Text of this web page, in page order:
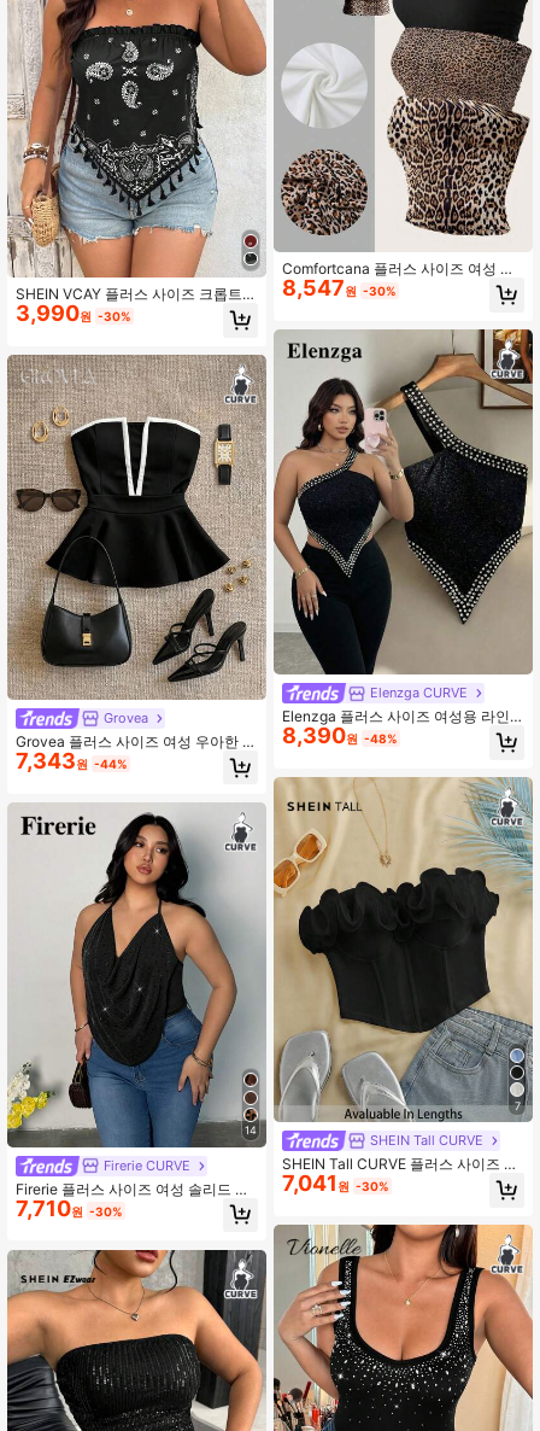
SHEIN VCAY 플러스 사이즈 크롭트
탑, 화이트 플로럴 프린트가 있는 블랙
베이스, 여성용
3,990원 -30%
Grovea
Grovea 플러스 사이즈 여성 우아한 스
트랩리스 피티드 파티 탑
7,343원 -44%
14
Firerie CURVE
Firerie 플러스 사이즈 여성 솔리드 컬
러 라인스톤 드레이프 넥 패셔너블 캐
미솔
7,710원 -30%
Comfortcana 플러스 사이즈 여성 레
오파드 프린트/솔리드 컬러 튜브 탑
8,547원 -30%
Elenzga CURVE
Elenzga 플러스 사이즈 여성용 라인
스톤 장식 섹시한 다용도 캐주얼 탑
8,390원 -48%
7
SHEIN Tall CURVE
SHEIN Tall CURVE 플러스 사이즈 여
성 솔리드 컬러 러플 헴 밴도 쉐이프웨
어 탑
7,041 원 -30%